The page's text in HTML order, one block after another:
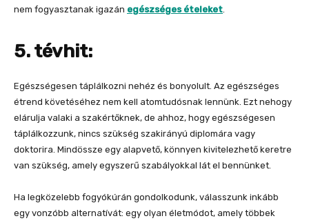
nem fogyasztanak igazán egészséges ételeket.
5. tévhit:
Egészségesen táplálkozni nehéz és bonyolult. Az egészséges
étrend követéséhez nem kell atomtudósnak lennünk. Ezt nehogy
elárulja valaki a szakértőknek, de ahhoz, hogy egészségesen
táplálkozzunk, nincs szükség szakirányú diplomára vagy
doktorira. Mindössze egy alapvető, könnyen kivitelezhető keretre
van szükség, amely egyszerű szabályokkal lát el bennünket.
Ha legközelebb fogyókúrán gondolkodunk, válasszunk inkább
egy vonzóbb alternatívát: egy olyan életmódot, amely többek